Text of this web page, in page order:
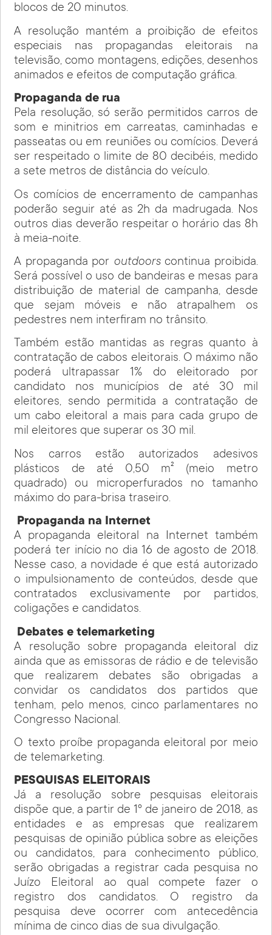
blocos de 20 minutos.
A resolução mantém a proibição de efeitos
especiais nas propagandas eleitorais na
televisão, como montagens, edições, desenhos
animados e efeitos de computação gráfica.
Propaganda de rua
Pela resolução, só serão permitidos carros de
som e minitrios em carreatas, caminhadas e
passeatas ou em reuniões ou comícios. Deverá
ser respeitado o limite de 80 decibéis, medido
a sete metros de distância do veículo.
Os comícios de encerramento de campanhas
poderão seguir até as 2h da madrugada. Nos
outros dias deverão respeitar o horário das 8h
à meia-noite.
A propaganda por outdoorscontinua proibida.
Será possível o uso de bandeiras e mesas para
distribuição de material de campanha, desde
que sejam móveis e não atrapalhem os
pedestres nem interfiram no trânsito.
Também estão mantidas as regras quanto à
contratação de cabos eleitorais. O máximo não
poderá ultrapassar 1% do eleitorado por
candidato nos municípios de até 30 mil
eleitores, sendo permitida a contratação de
um cabo eleitoral a mais para cada grupo de
mil eleitores que superar os 30 mil.
Nos carros estão autorizados adesivos
plásticos de até 0,50 m² (meio metro
quadrado) ou microperfurados no tamanho
máximo do para-brisa traseiro.
Propaganda na Internet
A propaganda eleitoral na Internet também
poderá ter início no dia 16 de agosto de 2018.
Nesse caso, a novidade é que está autorizado
o impulsionamento de conteúdos, desde que
contratados exclusivamente por partidos,
coligações e candidatos.
Debates e telemarketing
A resolução sobre propaganda eleitoral diz
ainda que as emissoras de rádio e de televisão
que realizarem debates são obrigadas a
convidar os candidatos dos partidos que
tenham, pelo menos, cinco parlamentares no
Congresso Nacional.
O texto proíbe propaganda eleitoral por meio
de telemarketing.
PESQUISAS ELEITORAIS
Já a resolução sobre pesquisas eleitorais
dispõe que, a partir de 1º de janeiro de 2018, as
entidades e as empresas que realizarem
pesquisas de opinião pública sobre as eleições
ou candidatos, para conhecimento público,
serão obrigadas a registrar cada pesquisa no
Juízo Eleitoral ao qual compete fazer o
registro dos candidatos. O registro da
pesquisa deve ocorrer com antecedência
mínima de cinco dias de sua divulgação.